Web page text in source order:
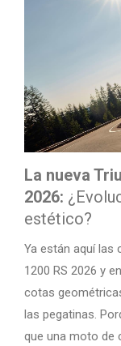
La nueva
2026:
estético?
Ya están aquí las
1200 RS 2026 y
cotas
las pegatinas.
que una moto de